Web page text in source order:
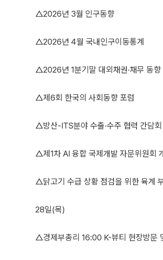
△2026년 3월 인구동향
△2026년 4월 국내인구이동통계
△2026년 1분기말 대외채권·채무 동향
△제6회 한국의 사회동향 포럼
△방산-ITS분야 수출·수주 협력 간담회
△제1차 AI 융합 국제개발 자문위원회
△닭고기 수급 상황 점검을 위한 육계
28일(목)
△경제부총리 16:00 K-뷰티 현장방문